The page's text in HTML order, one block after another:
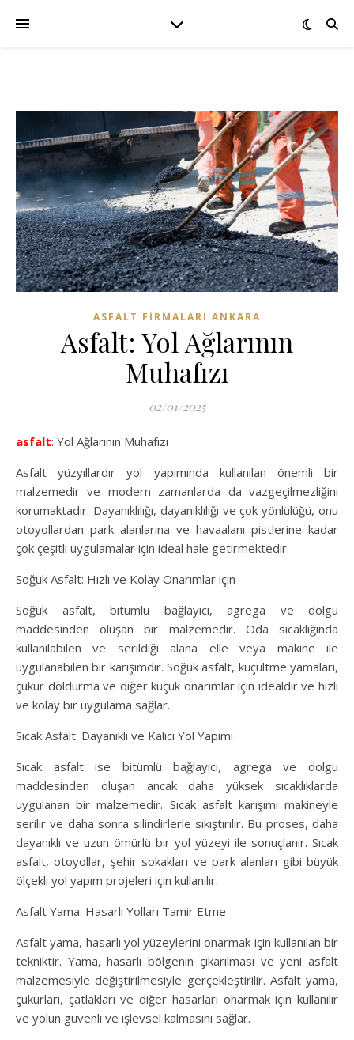
ASFALT FIRMALARI ANKARA
Asfalt: Yol Ağlarının
Muhafızı
02/01/2025
asfalt: Yol Ağlarının Muhafızı
Asfalt yüzyıllardır yol yapımında kullanılan önemli bir
malzemedir ve modern zamanlarda da vazgeçilmezliğini
korumaktadır. Dayanıklılığı, dayanıklılığı ve çok yönlülüğü, onu
otoyollardan park alanlarına ve havaalanı pistlerine kadar
çok çeşitli uygulamalar için ideal hale getirmektedir.
Soğuk Asfalt: Hızlı ve Kolay Onarımlar için
Soğuk asfalt, bitümlü bağlayıcı, agrega ve dolgu
maddesinden oluşan bir malzemedir. Oda sıcaklığında
kullanılabilen ve serildiği alana elle veya makine ile
uygulanabilen bir karışımdır. Soğuk asfalt, küçültme yamaları,
çukur doldurma ve diğer küçük onarımlar için idealdir ve hızlı
ve kolay bir uygulama sağlar.
Sıcak Asfalt: Dayanıklı ve Kalıcı Yol Yapımı
Sıcak asfalt ise bitümlü bağlayıcı, agrega ve dolgu
maddesinden oluşan ancak daha yüksek sıcaklıklarda
uygulanan bir malzemedir. Sıcak asfalt karışımı makineyle
serilir ve daha sonra silindirlerle sıkıştırılır. Bu proses, daha
dayanıklı ve uzun ömürlü bir yol yüzeyi ile sonuçlanır. Sıcak
asfalt, otoyollar, şehir sokakları ve park alanları gibi büyük
ölçekli yol yapım projeleri için kullanılır.
Asfalt Yama: Hasarlı Yolları Tamir Etme
Asfalt yama, hasarlı yol yüzeylerini onarmak için kullanılan bir
tekniktir. Yama, hasarlı bölgenin çıkarılması ve yeni asfalt
malzemesiyle değiştirilmesiyle gerçekleştirilir. Asfalt yama,
çukurları, çatlakları ve diğer hasarları onarmak için kullanılır
ve yolun güvenli ve işlevsel kalmasını sağlar.